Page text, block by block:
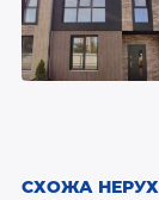
СХОЖА